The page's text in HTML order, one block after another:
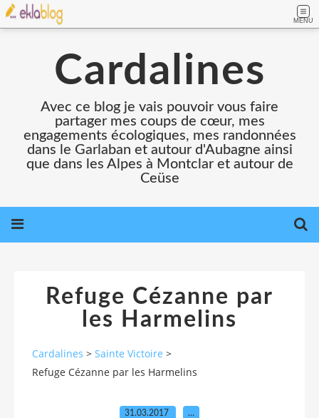
MENU
Cardalines
Avec ce blog je vais pouvoir vous faire
partager mes coups de cœur, mes
engagements écologiques, mes randonnées
dans le Garlaban et autour d'Aubagne ainsi
que dans les Alpes à Montclar et autour de
Ceüse
Refuge Cézanne par
les Harmelins
Cardalines > Sainte Victoire >
Refuge Cézanne par les Harmelins
31.03.2017 …